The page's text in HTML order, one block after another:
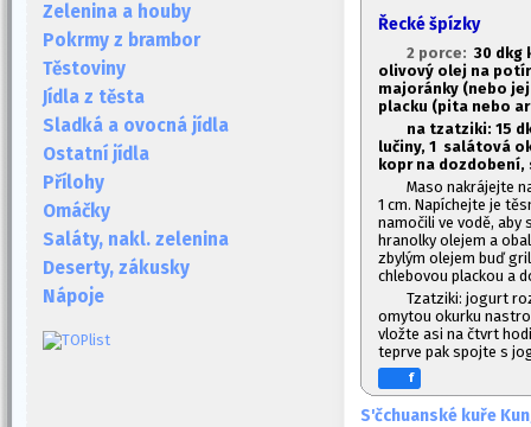
Zelenina a houby
Pokrmy z brambor
Těstoviny
Jídla z těsta
Sladká a ovocná jídla
Ostatní jídla
Přílohy
Omáčky
Saláty, nakl. zelenina
Deserty, zákusky
Nápoje
Řecké špízky
2 porce: 30 dkg
olivový olej na
majoránky (nebo
placku (pita nebo
na tzatziki: 15
lučiny, 1 salátová
kopr na dozdobení,
Maso nakrájejte
1 cm. Napíchejte je
namočili ve vodě, aby
hranolky olejem a
zbylým olejem buď
chlebovou plackou a
Tzatziki: jogurt
omytou okurku
vložte asi na čtvrt
teprve pak spojte s
f
S'čchuanské kuře